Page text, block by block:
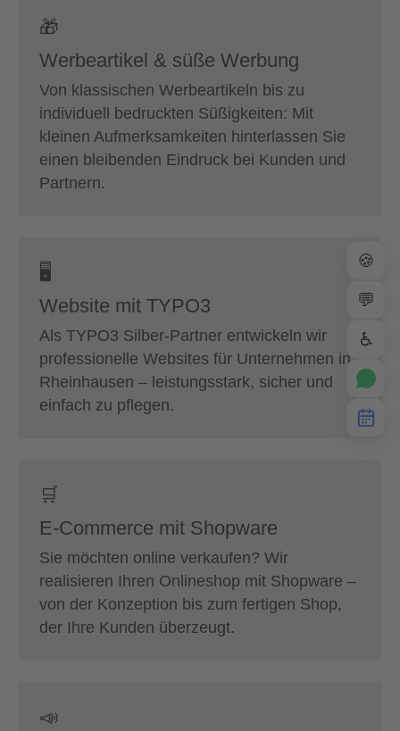
🎁
Werbeartikel & süße Werbung
Von klassischen Werbeartikeln bis zu
individuell bedruckten Süßigkeiten: Mit
kleinen Aufmerksamkeiten hinterlassen Sie
einen bleibenden Eindruck bei Kunden und
Partnern.
🖥
Website mit TYPO3
Als TYPO3 Silber-Partner entwickeln wir
professionelle Websites für Unternehmen in
Rheinhausen – leistungsstark, sicher und
einfach zu pflegen.
🛒
E-Commerce mit Shopware
Sie möchten online verkaufen? Wir
realisieren Ihren Onlineshop mit Shopware –
von der Konzeption bis zum fertigen Shop,
der Ihre Kunden überzeugt.
📣
🍪
💬
♿